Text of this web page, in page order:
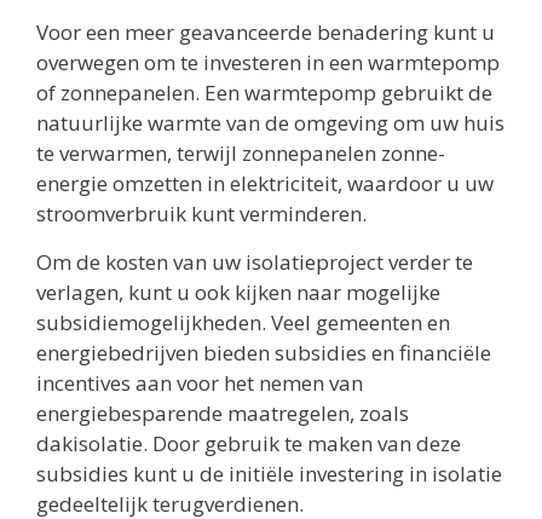
Voor een meer geavanceerde benadering kunt u
overwegen om te investeren in een warmtepomp
of zonnepanelen. Een warmtepomp gebruikt de
natuurlijke warmte van de omgeving om uw huis
te verwarmen, terwijl zonnepanelen zonne-
energie omzetten in elektriciteit, waardoor u uw
stroomverbruik kunt verminderen.
Om de kosten van uw isolatieproject verder te
verlagen, kunt u ook kijken naar mogelijke
subsidiemogelijkheden. Veel gemeenten en
energiebedrijven bieden subsidies en financiële
incentives aan voor het nemen van
energiebesparende maatregelen, zoals
dakisolatie. Door gebruik te maken van deze
subsidies kunt u de initiële investering in isolatie
gedeeltelijk terugverdienen.